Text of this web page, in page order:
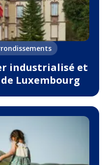
industrialisé et
Luxembourg